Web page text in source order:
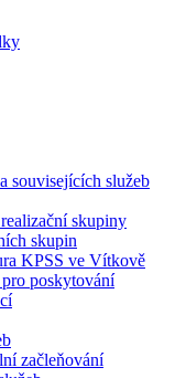
souvisejících služeb
skupiny
skupin
KPSS ve Vítkově
poskytování
začleňování